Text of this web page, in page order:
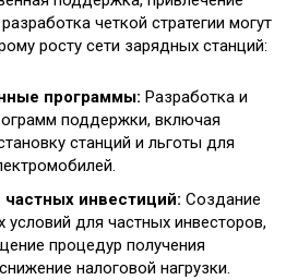
четкой стратегии могут
росту сети зарядных станций:
программы: Разработка и
поддержки, включая
станций и льготы для
инвестиций: Создание
условий для частных инвесторов,
процедур получения
налоговой нагрузки.